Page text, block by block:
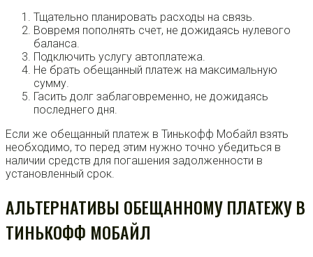
Тщательно планировать расходы на связь.
Вовремя пополнять счет, не дожидаясь нулевого
баланса.
Подключить услугу автоплатежа.
Не брать обещанный платеж на максимальную
сумму.
Гасить долг заблаговременно, не дожидаясь
последнего дня.
Если же обещанный платеж в Тинькофф Мобайл взять
необходимо, то перед этим нужно точно убедиться в
наличии средств для погашения задолженности в
установленный срок.
АЛЬТЕРНАТИВЫ ОБЕЩАННОМУ ПЛАТЕЖУ В
ТИНЬКОФФ МОБАЙЛ